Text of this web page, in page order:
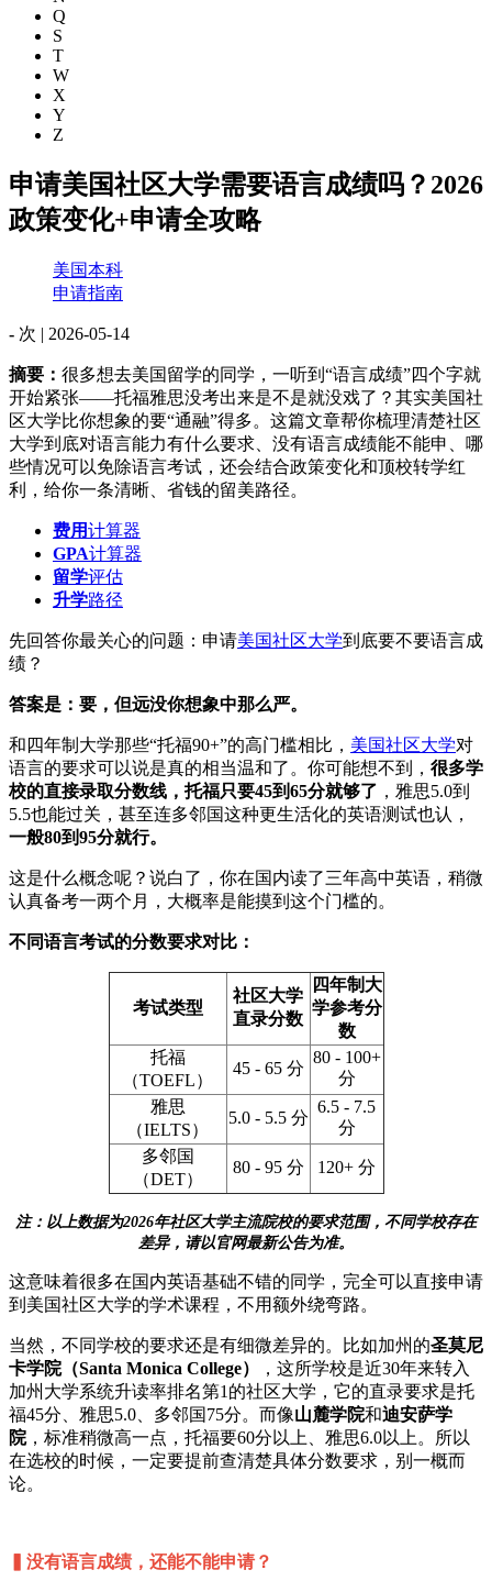
Q
S
T
W
X
Y
Z
申请美国社区大学需要语言成绩吗？2026
政策变化+申请全攻略
美国本科
申请指南
- 次 | 2026-05-14
摘要： 很多想去美国留学的同学，一听到“语言成绩”四个字就
开始紧张——托福雅思没考出来是不是就没戏了？其实美国社
区大学比你想象的要“通融”得多。这篇文章帮你梳理清楚社区
大学到底对语言能力有什么要求、没有语言成绩能不能申、哪
些情况可以免除语言考试，还会结合政策变化和顶校转学红
利，给你一条清晰、省钱的留美路径。
费用计算器
GPA计算器
留学评估
升学路径
先回答你最关心的问题：申请美国社区大学到底要不要语言成
绩？
答案是：要，但远没你想象中那么严。
和四年制大学那些“托福90+”的高门槛相比， 美国社区大学对
语言的要求可以说是真的相当温和了。你可能想不到， 很多学
校的直接录取分数线，托福只要45到65分就够了 ，雅思5.0到
5.5也能过关，甚至连多邻国这种更生活化的英语测试也认，
一般80到95分就行。
这是什么概念呢？说白了，你在国内读了三年高中英语，稍微
认真备考一两个月，大概率是能摸到这个门槛的。
不同语言考试的分数要求对比：
考试类型
社区大学
直录分数
四年制大
学参考分
数
托福
（TOEFL）
45 - 65 分
80 - 100+
分
雅思
（IELTS）
5.0 - 5.5 分
6.5 - 7.5
分
多邻国
（DET）
80 - 95 分 120+ 分
注：以上数据为2026年社区大学主流院校的要求范围，不同学校存在
差异，请以官网最新公告为准。
这意味着很多在国内英语基础不错的同学，完全可以直接申请
到美国社区大学的学术课程，不用额外绕弯路。
当然，不同学校的要求还是有细微差异的。比如加州的圣莫尼
卡学院（Santa Monica College）
，这所学校是近30年来转入
加州大学系统升读率排名第1的社区大学，它的直录要求是托
福45分、雅思5.0、多邻国75分。而像山麓学院和迪安萨学
院，标准稍微高一点，托福要60分以上、雅思6.0以上。所以
在选校的时候，一定要提前查清楚具体分数要求，别一概而
论。
▍没有语言成绩，还能不能申请？